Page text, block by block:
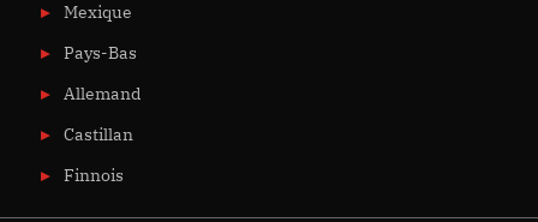
Mexique
Pays-Bas
Allemand
Castillan
Finnois